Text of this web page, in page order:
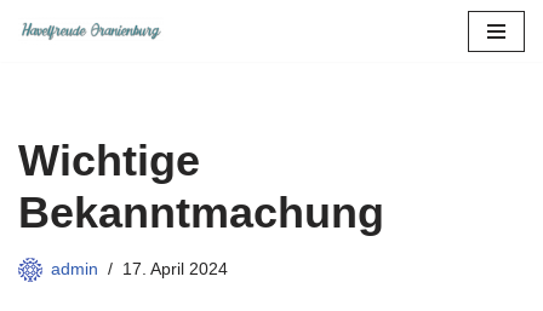
Wichtige
Bekanntmachung
admin 17. April 2024